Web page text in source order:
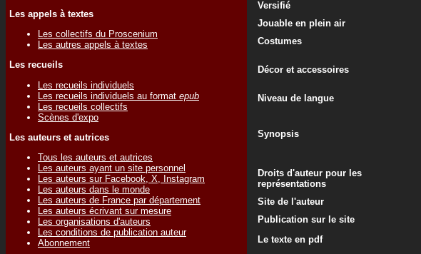
Les appels à textes
Les collectifs du Proscenium
Les autres appels à textes
Les recueils
Les recueils individuels
Les recueils individuels au format epub
Les recueils collectifs
Scènes d'expo
Les auteurs et autrices
Tous les auteurs et autrices
Les auteurs ayant un site personnel
Les auteurs sur Facebook, X, Instagram
Les auteurs dans le monde
Les auteurs de France par département
Les auteurs écrivant sur mesure
Les organisations d'auteurs
Les conditions de publication auteur
Abonnement
Versifié
Jouable en plein air
Costumes
Décor et accessoires
Niveau de langue
Synopsis
Droits d'auteur pour les
représentations
Site de l'auteur
Publication sur le site
Le texte en pdf